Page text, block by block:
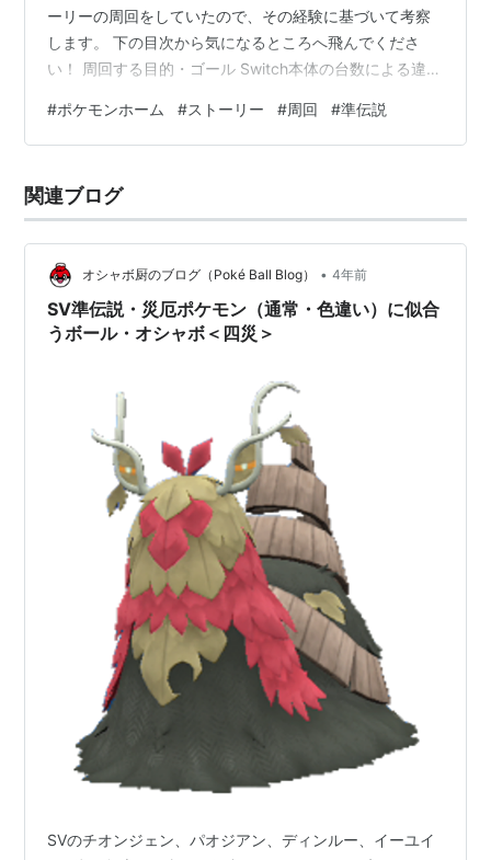
レジスチル
ラティアス
ラティオス
エムリット
ヒードラン
クレセリア
レジギガス
コバルオン
テラキオン
ビリジオン
トルネロス
ボルトロス
ランドロス
6世代にはこれに該当するものは存在しない。
カプ・コケコ
カプ・ブルル
ーリーの周回をしていたので、その経験に基づいて考察
します。 下の目次から気になるところへ飛んでくださ
い！ 周回する目的・ゴール Switch本体の台数による違い
数と言うことを聞くレベル ポケモンホームを利用した育
成方法 攻略手順 おすすめポケモン グレンアルマ ドンフ
ャ 手持ち構成 周回時間 最後に 記事まとめ 周回する目
的・ゴール ポケモンSVのストーリーを周回する主な目的
#ポケモンホーム #ストーリー #周回 #準伝説
関連ブログ
オシャボ厨のブログ（Poké Ball Blog） • 4年前
SV準伝説・災厄ポケモン（通常・色違い）に似合
うボール・オシャボ＜四災＞
SVのチオンジェン、パオジアン、ディンルー、イーユイ